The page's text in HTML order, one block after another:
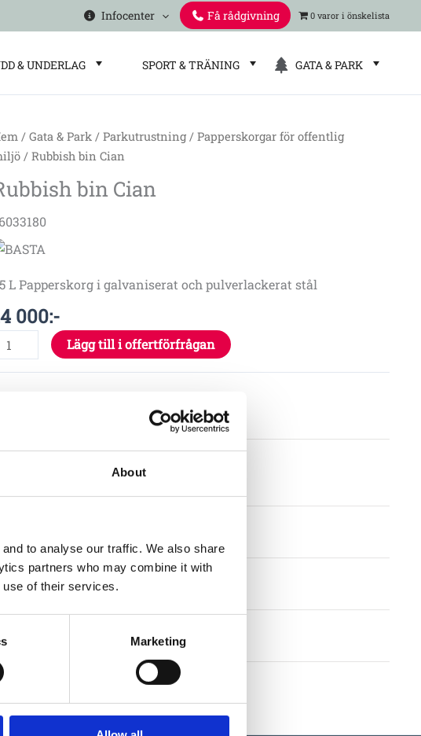
About
to analyse our traffic. We also share
partners who may combine it with
use of their services.
Marketing
Infocenter Få rådgivning 0 varor
& UNDERLAG SPORT & TRÄNING GATA & PARK
/Gata & Park /Parkutrustning /Papperskorgar för offentlig
/ Rubbish bin Cian
bin Cian
L Papperskorg i galvaniserat och pulverlackerat stål
000:-
Lägg till i offertförfrågan
Skötsel